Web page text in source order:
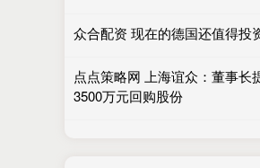
众合配资 现在的德国还值得投
点点策略网 上海谊众：董事
3500万元回购股份